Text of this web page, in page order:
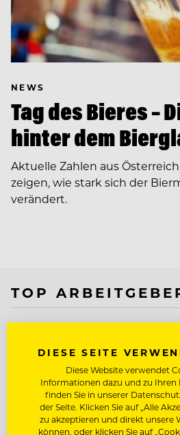
NEWS
Tag des Bieres –
hinter dem
Aktuelle Zahlen aus
zeigen, wie stark sich der
verändert.
TOP
DIESE SEITE
Diese Website verwendet
Informationen dazu und zu Ihren
finden Sie in unserer
der Seite. Klicken Sie auf „Alle
zu akzeptieren und direkt unsere
können, oder klicken Sie auf